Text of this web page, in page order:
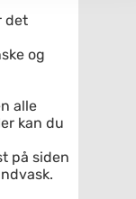
det
og
alle
kan du
på siden